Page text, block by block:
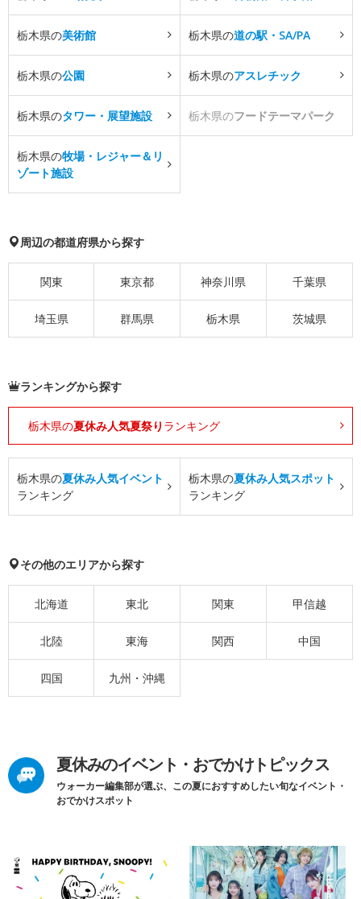
栃木県の美術館 栃木県の道の駅・SA/PA
栃木県の公園 栃木県のアスレチック
栃木県のタワー・展望施設 栃木県のフードテーマパーク
栃木県の牧場・レジャー＆リ
ゾート施設
周辺の都道府県から探す
関東 東京都 神奈川県 千葉県
埼玉県 群馬県 栃木県 茨城県
ランキングから探す
栃木県の夏休み人気夏祭り ランキング
栃木県の夏休み人気イベント
ランキング
栃木県の夏休み人気スポット
ランキング
その他のエリアから探す
北海道 東北 関東 甲信越
北陸 東海 関西 中国
四国 九州・沖縄
夏休みのイベント・おでかけトピックス
ウォーカー編集部が選ぶ、この夏におすすめしたい旬なイベント・
おでかけスポット